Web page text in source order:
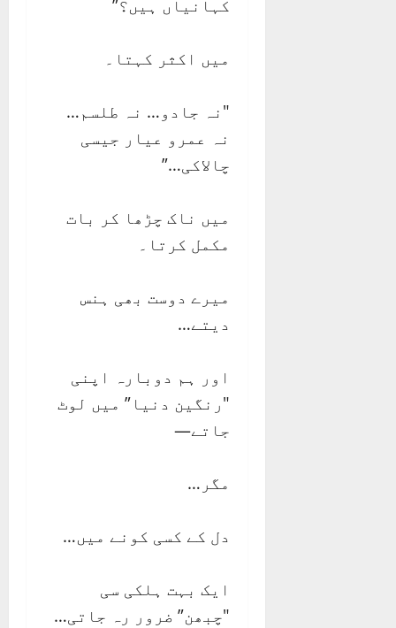
کہانیاں ہیں؟”
میں اکثر کہتا۔
"نہ جادو… نہ طلسم…
نہ عمرو عیار جیسی
چالاکی…”
میں ناک چڑھا کر بات
مکمل کرتا۔
میرے دوست بھی ہنس
دیتے…
اور ہم دوبارہ اپنی
"رنگین دنیا” میں لوٹ
جاتے—
مگر…
دل کے کسی کونے میں…
ایک بہت ہلکی سی
"چبھن” ضرور رہ جاتی…